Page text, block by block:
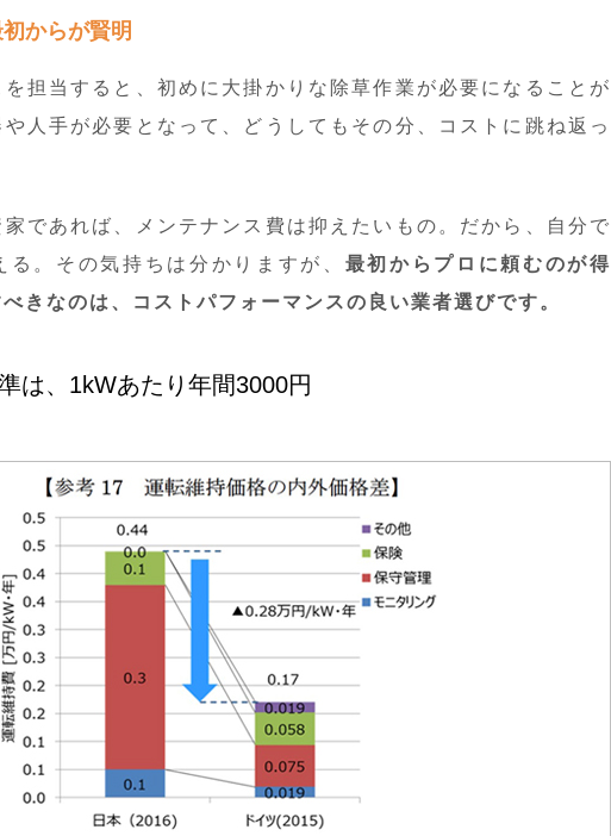
からが賢明
担当すると、初めに大掛かりな除草作業が必要になることが
人手が必要となって、どうしてもその分、コストに跳ね返っ
であれば、メンテナンス費は抑えたいもの。だから、自分で
。その気持ちは分かりますが、 最初からプロに頼むのが得
きなのは、コストパフォーマンスの良い業者選びです。
は、1kWあたり年間3000円